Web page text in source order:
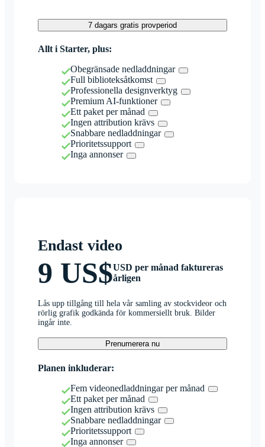
7 dagars gratis provperiod
Allt i Starter, plus:
Obegränsade nedladdningar
Full biblioteksåtkomst
Professionella designverktyg
Premium AI-funktioner
Ett paket per månad
Ingen attribution krävs
Snabbare nedladdningar
Prioritetssupport
Inga annonser
Endast video
9 US$USD per månad faktureras
årligen
Lås upp tillgång till hela vår samling av stockvideor och
rörlig grafik godkända för kommersiellt bruk. Bilder
ingår inte.
Prenumerera nu
Planen inkluderar:
Fem videonedladdningar per månad
Ett paket per månad
Ingen attribution krävs
Snabbare nedladdningar
Prioritetssupport
Inga annonser